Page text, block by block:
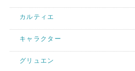
カルティエ
キャラクター
グリュエン